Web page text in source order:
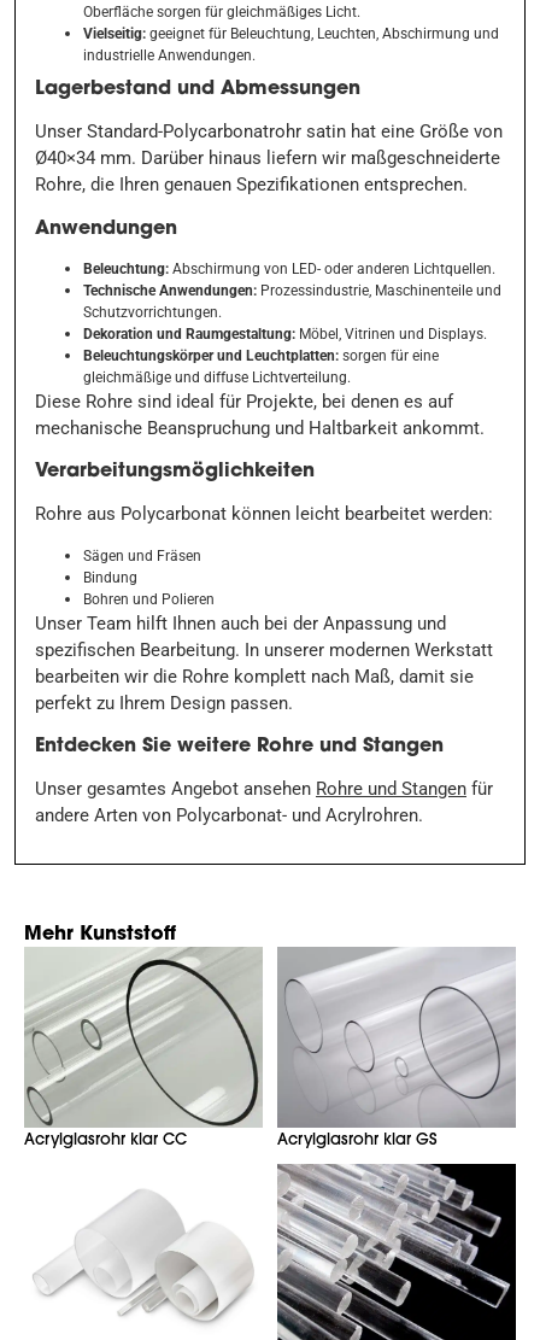
Oberfläche sorgen für gleichmäßiges Licht.
Vielseitig:geeignet für Beleuchtung, Leuchten, Abschirmung und
industrielle Anwendungen.
Lagerbestand und Abmessungen
Unser Standard-Polycarbonatrohr satin hat eine Größe von
Ø40×34 mm. Darüber hinaus liefern wir maßgeschneiderte
Rohre, die Ihren genauen Spezifikationen entsprechen.
Anwendungen
Beleuchtung:Abschirmung von LED- oder anderen Lichtquellen.
Technische Anwendungen: Prozessindustrie, Maschinenteile und
Schutzvorrichtungen.
Dekoration und Raumgestaltung: Möbel, Vitrinen und Displays.
Beleuchtungskörper und Leuchtplatten:sorgen für eine
gleichmäßige und diffuse Lichtverteilung.
Diese Rohre sind ideal für Projekte, bei denen es auf
mechanische Beanspruchung und Haltbarkeit ankommt.
Verarbeitungsmöglichkeiten
Rohre aus Polycarbonat können leicht bearbeitet werden:
Sägen und Fräsen
Bindung
Bohren und Polieren
Unser Team hilft Ihnen auch bei der Anpassung und
spezifischen Bearbeitung. In unserer modernen Werkstatt
bearbeiten wir die Rohre komplett nach Maß, damit sie
perfekt zu Ihrem Design passen.
Entdecken Sie weitere Rohre und Stangen
Unser gesamtes Angebot ansehen Rohre und Stangen für
andere Arten von Polycarbonat- und Acrylrohren.
Mehr Kunststoff
Acrylglasrohr klar CC Acrylglasrohr klar GS